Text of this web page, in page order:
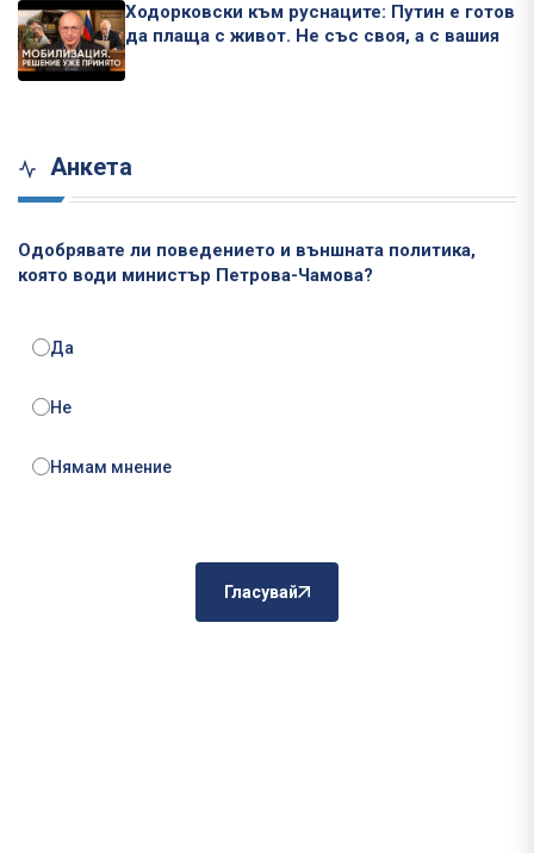
Ходорковски към руснаците: Путин е готов
да плаща с живот. Не със своя, а с вашия
Анкета
Одобрявате ли поведението и външната политика,
която води министър Петрова-Чамова?
Да
Не
Нямам мнение
Гласувай